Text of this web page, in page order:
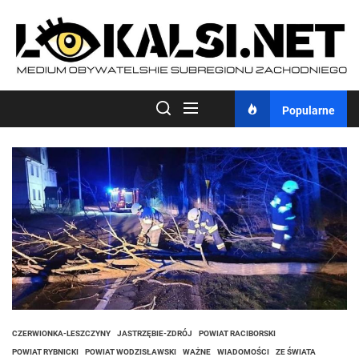
content
Popularne
CZERWIONKA-LESZCZYNY JASTRZĘBIE-ZDRÓJ POWIAT RACIBORSKI
POWIAT RYBNICKI POWIAT WODZISŁAWSKI WAŻNE WIADOMOŚCI ZE ŚWIATA